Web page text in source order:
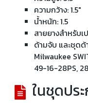
ความกว้าง: 1.5"
น้ำหนัก: 1.5
สายยางสำหรับเ
ด้ามจับ และชุด
Milwaukee
49-16-28PS,
ในชุดปร